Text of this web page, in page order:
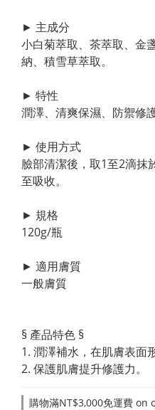
► 主成分
小白菊萃取、茶萃取、金
納、積雪草萃取。
► 特性
潤澤、清爽保濕、防禦修
► 使用方式
臉部清潔後，取1至2滴抹
至吸收。
► 規格
120g/瓶
► 適用膚質
一般膚質
§ 產品特色 §
1. 潤澤補水，在肌膚表面
2. 保護肌膚提升修護力。
購物滿NT$3,000免運費 on